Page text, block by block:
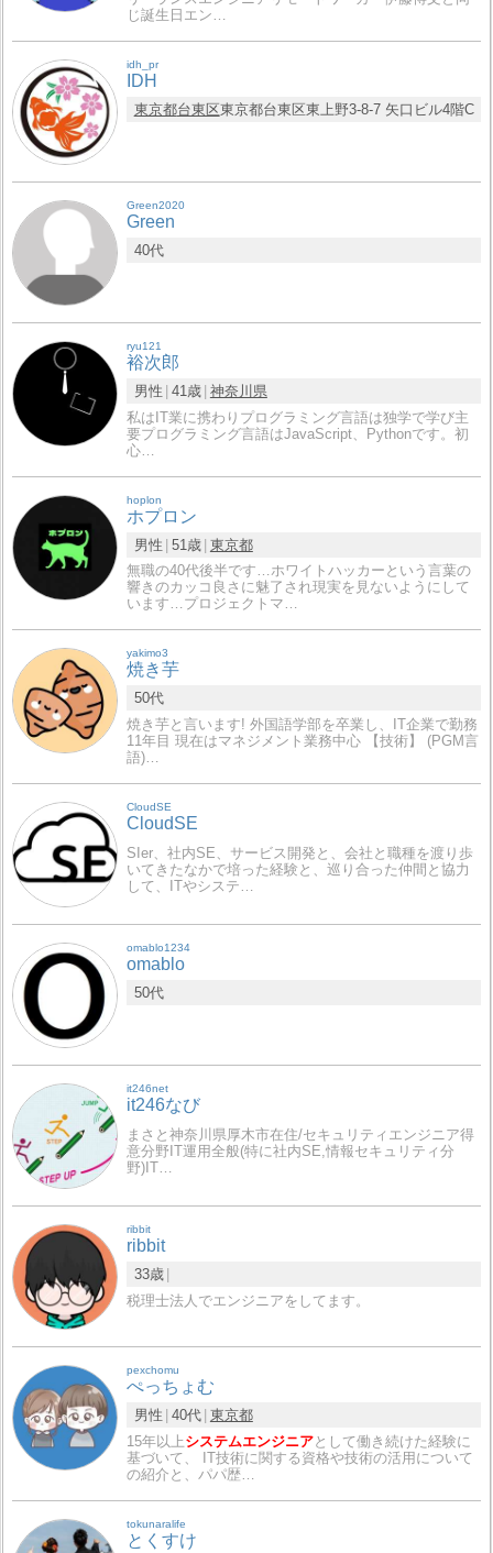
じ誕生日エン…
idh_pr
IDH
東京都台東区東京都台東区東上野3-8-7 矢口ビル4階C
Green2020
Green
40代
ryu121
裕次郎
男性 41歳 神奈川県
私はIT業に携わりプログラミング言語は独学で学び主
要プログラミング言語はJavaScript、Pythonです。初
心…
hoplon
ホプロン
男性 51歳 東京都
無職の40代後半です…ホワイトハッカーという言葉の
響きのカッコ良さに魅了され現実を見ないようにして
います…プロジェクトマ…
yakimo3
焼き芋
50代
焼き芋と言います! 外国語学部を卒業し、IT企業で勤務
11年目 現在はマネジメント業務中心 【技術】 (PGM言
語)…
CloudSE
CloudSE
SIer、社内SE、サービス開発と、会社と職種を渡り歩
いてきたなかで培った経験と、巡り合った仲間と協力
して、ITやシステ…
omablo1234
omablo
50代
it246net
it246なび
まさと神奈川県厚木市在住/セキュリティエンジニア得
意分野IT運用全般(特に社内SE,情報セキュリティ分
野)IT…
ribbit
ribbit
33歳
税理士法人でエンジニアをしてます。
pexchomu
ぺっちょむ
男性 40代 東京都
15年以上システムエンジニアとして働き続けた経験に
基づいて、 IT技術に関する資格や技術の活用について
の紹介と、パパ歴…
tokunaralife
とくすけ